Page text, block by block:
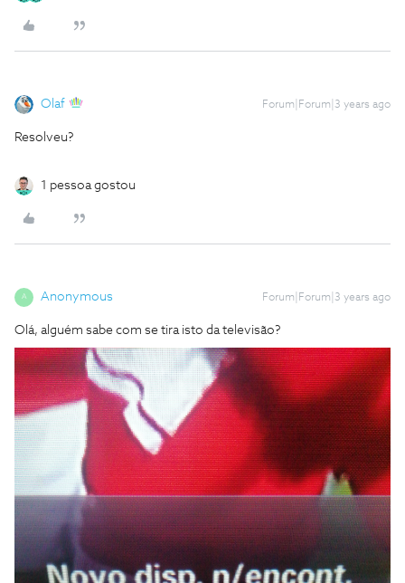
Olaf Forum|Forum|3 years ago
Resolveu?
1 pessoa gostou
A Anonymous Forum|Forum|3 years ago
Olá, alguém sabe com se tira isto da televisão?